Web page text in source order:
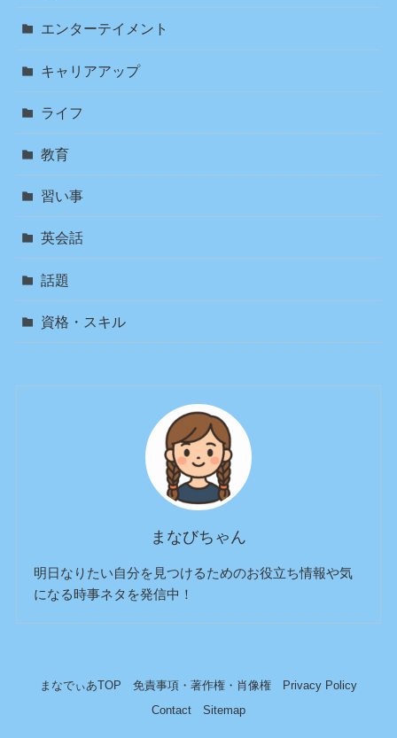
エンターテイメント
キャリアアップ
ライフ
教育
習い事
英会話
話題
資格・スキル
まなびちゃん
明日なりたい自分を見つけるためのお役立ち情報や気
になる時事ネタを発信中！
まなでぃあTOP 免責事項・著作権・肖像権
Privacy Policy
Contact
Sitemap